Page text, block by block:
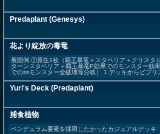
Predaplant (Genesys)
花より綻放の毒竜
展開例 ①原生1枚（覇王暴竜＋スタペリア＋クリスタ
ターンスタペリア＋覇王暴竜P効果でのモンスター効
でのssモンスター全破壊等分岐） 1.デッキからビブリ
Yuri's Deck (Predaplant)
捕食植物
ペンデュラム要素を採用したかったカジュアルデッキ